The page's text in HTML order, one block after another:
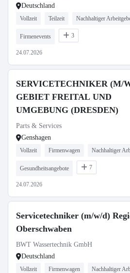
Deutschland
Vollzeit Teilzeit Nachhaltiger
Firmenevents 3
24.07.2026
SERVICETECHNIKER (M/
GEBIET FREITAL UND
UMGEBUNG (DRESDEN)
Parts & Services
Genshagen
Vollzeit Firmenwagen Nachhaltiger
Gesundheitsangebote 7
24.07.2026
Servicetechniker (m/w/d)
Oberschwaben
BWT Wassertechnik GmbH
Deutschland
Vollzeit Firmenwagen Nachhaltiger